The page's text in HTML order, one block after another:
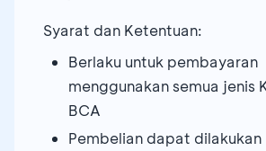
Syarat dan Ketentuan:
Berlaku untuk pembayaran
menggunakan semua jenis
BCA
Pembelian dapat dilakukan